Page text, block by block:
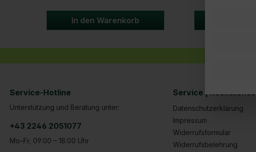
In den Warenkorb
Service-Hotline
Unterstützung und Beratung unter:
+43 2246 2051077
Mo–Fr, 09:00 – 18:00 Uhr
Service | Rechtliches
Datenschutzerklärung
Impressum
Widerrufsformular
Widerrufsbelehrung